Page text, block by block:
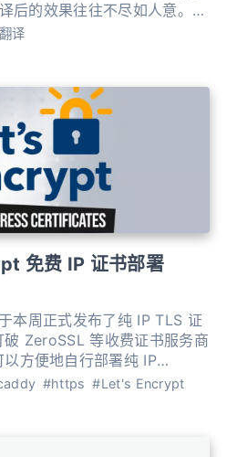
后的效果往往不尽如人意。
正是为了解决此问题而
翻译结果。算法效果可以与
下面简
译
免费 IP 证书部署
本周正式发布了纯 IP TLS 证
ZeroSSL 等收费证书服务商
方便地自行部署纯 IP
Encrypt 免费 IP 证书的
使用 Cad
#https #Let's Encrypt